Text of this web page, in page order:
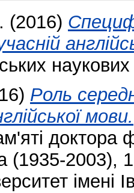
(2016)
Роль
мови.
доктора
(1935-2003),
імені